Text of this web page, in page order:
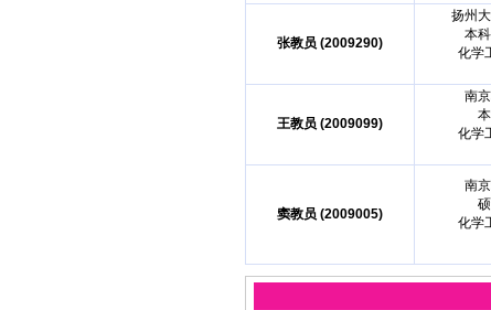
张教员 (2009290)
扬州
本
化学
王教员 (2009099)
南
化学
窦教员 (2009005)
南
化学